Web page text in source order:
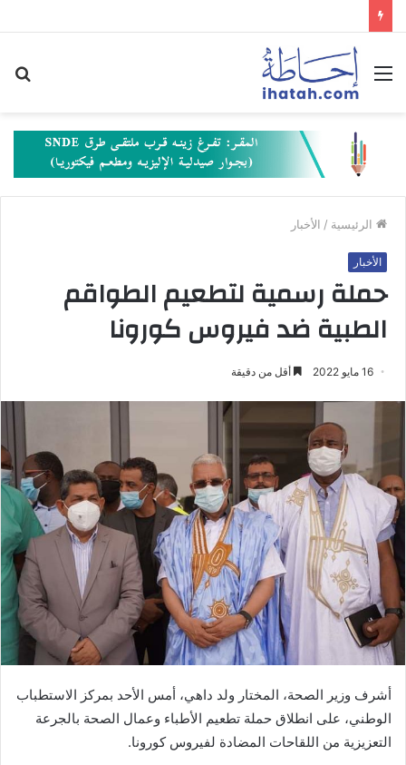
القائمة
الرئيسية / الأخبار
الأخبار
حملة رسمية لتطعيم الطواقم
الطبية ضد فيروس كورونا
16 مايو 2022 أقل من دقيقة
أشرف وزير الصحة، المختار ولد داهي، أمس الأحد بمركز الاستطباب
الوطني، على انطلاق حملة تطعيم الأطباء وعمال الصحة بالجرعة
التعزيزية من اللقاحات المضادة لفيروس كورونا.